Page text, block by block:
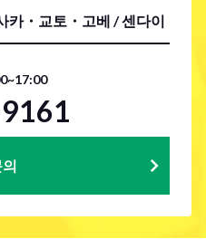
카・교토・고베 / 센다이